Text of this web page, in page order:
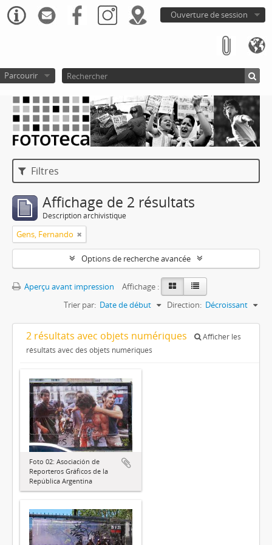
Ouverture de session
Parcourir
Filtres
Affichage de 2 résultats
Description archivistique
Gens, Fernando
Options de recherche avancée
Aperçu avant impression
Affichage :
Trier par: Date de début Direction: Décroissant
2 résultats avec objets numériques
Afficher les
résultats avec des objets numériques
Foto 02: Asociación de
Reporteros Gráficos de la
República Argentina